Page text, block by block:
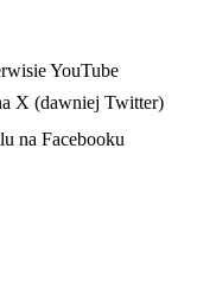
YouTube
X (dawniej Twitter)
na Facebooku